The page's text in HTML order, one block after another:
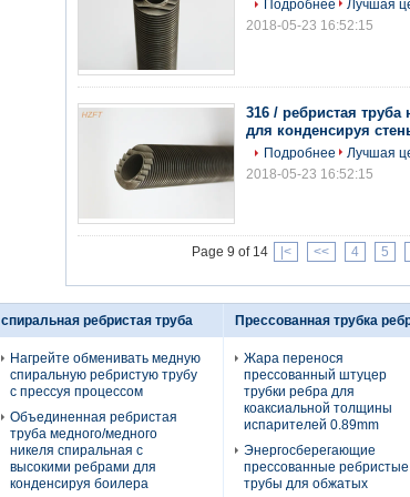
Подробнее
Лучшая
2018-05-23 16:52:15
316 / ребристая труба
для конденсируя
Подробнее
Лучшая
2018-05-23 16:52:15
Page 9 of 14 |< << 4 5
спиральная ребристая труба
Нагрейте обменивать медную
спиральную ребристую трубу
с прессуя процессом
Объединенная ребристая
труба медного/медного
никеля спиральная с
высокими ребрами для
конденсируя боилера
Прессованная трубка
Жара перенося
прессованный штуцер
трубки ребра для
коаксиальной толщины
испарителей 0.89mm
Энергосберегающие
прессованные ребристые
трубы для обжатых